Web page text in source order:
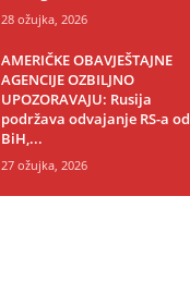
28 ožujka, 2026
AMERIČKE OBAVJEŠTAJNE
AGENCIJE OZBILJNO
UPOZORAVAJU: Rusija
podržava odvajanje RS-a od
BiH,...
27 ožujka, 2026